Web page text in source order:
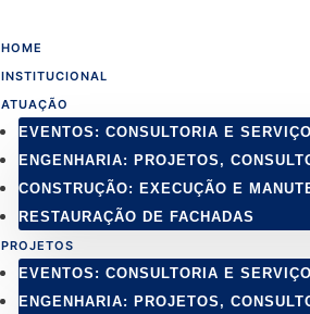
HOME
INSTITUCIONAL
ATUAÇÃO
EVENTOS: CONSULTORIA E
ENGENHARIA: PROJETOS,
CONSTRUÇÃO: EXECUÇÃO E
RESTAURAÇÃO DE FACHADAS
PROJETOS
EVENTOS: CONSULTORIA E
ENGENHARIA: PROJETOS,